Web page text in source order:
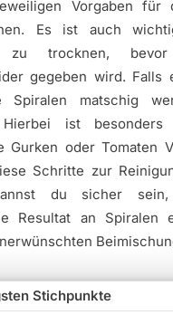
Vorgaben für
Es ist auch
zu trocknen,
gegeben wird.
Spiralen matschig
Hierbei ist besonders
Gurken oder Tomaten
Schritte zur
du sicher
Resultat an Spiralen
Stichpunkte